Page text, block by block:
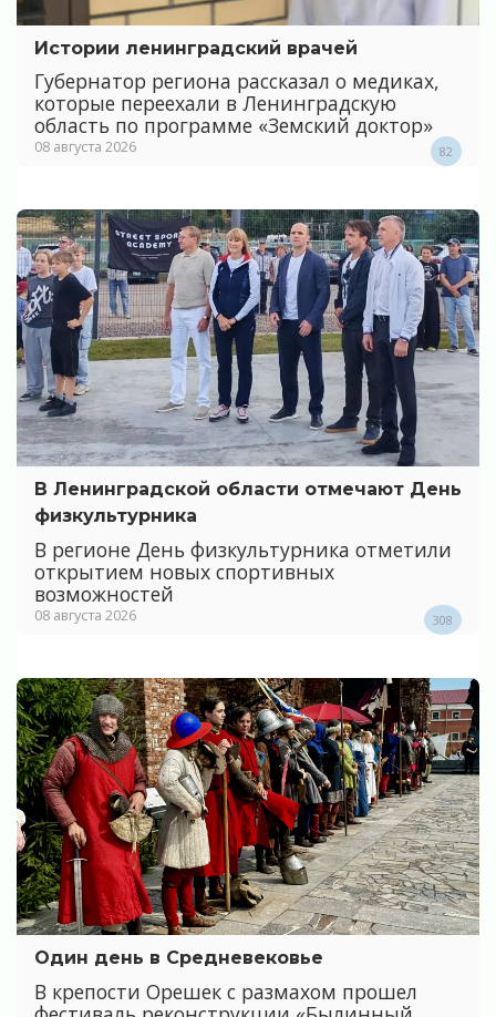
Истории ленинградский врачей
Губернатор региона рассказал о медиках,
которые переехали в Ленинградскую
область по программе «Земский доктор»
08 августа 2026 82
В Ленинградской области отмечают День
физкультурника
В регионе День физкультурника отметили
открытием новых спортивных
возможностей
08 августа 2026 308
Один день в Средневековье
В крепости Орешек с размахом прошел